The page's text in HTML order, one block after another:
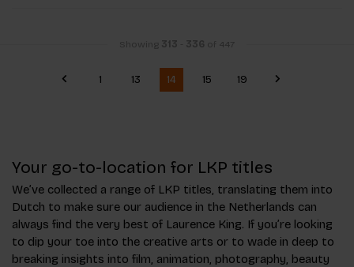
Showing 313 336 of 447
1 13 14 15 19
Your go-to-location for LKP titles
We’ve collected a range of LKP titles, translating them into
Dutch to make sure our audience in the Netherlands can
always find the very best of Laurence King. If you’re looking
to dip your toe into the creative arts or to wade in deep to
breaking insights into film, animation, photography, beauty